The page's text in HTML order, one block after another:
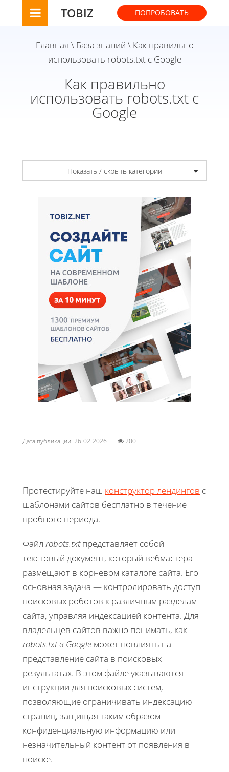
TOBIZ ПОПРОБОВАТЬ
Главная \ База знаний \ Как правильно
использовать robots.txt с Google
Как правильно
использовать robots.txt с
Google
Показать / скрыть категории
Дата публикации: 26-02-2026 200
Протестируйте наш конструктор лендингов с
шаблонами сайтов бесплатно в течение
пробного периода.
Файл robots.txtпредставляет собой
текстовый документ, который вебмастера
размещают в корневом каталоге сайта. Его
основная задача — контролировать доступ
поисковых роботов к различным разделам
сайта, управляя индексацией контента. Для
владельцев сайтов важно понимать, как
robots.txt в Google может повлиять на
представление сайта в поисковых
результатах. В этом файле указываются
инструкции для поисковых систем,
позволяющие ограничивать индексацию
страниц, защищая таким образом
конфиденциальную информацию или
незначительный контент от появления в
поиске.